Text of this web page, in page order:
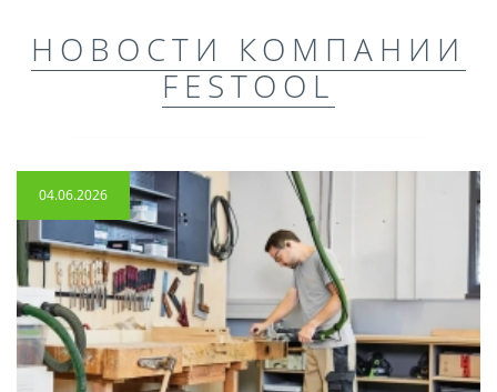
НОВОСТИ КОМПАНИИ
FESTOOL
04.06.2026